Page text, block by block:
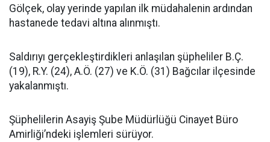
Gölçek, olay yerinde yapılan ilk müdahalenin ardından
hastanede tedavi altına alınmıştı.
Saldırıyı gerçekleştirdikleri anlaşılan şüpheliler B.Ç.
(19), R.Y. (24), A.Ö. (27) ve K.Ö. (31) Bağcılar ilçesinde
yakalanmıştı.
Şüphelilerin Asayiş Şube Müdürlüğü Cinayet Büro
Amirliği’ndeki işlemleri sürüyor.